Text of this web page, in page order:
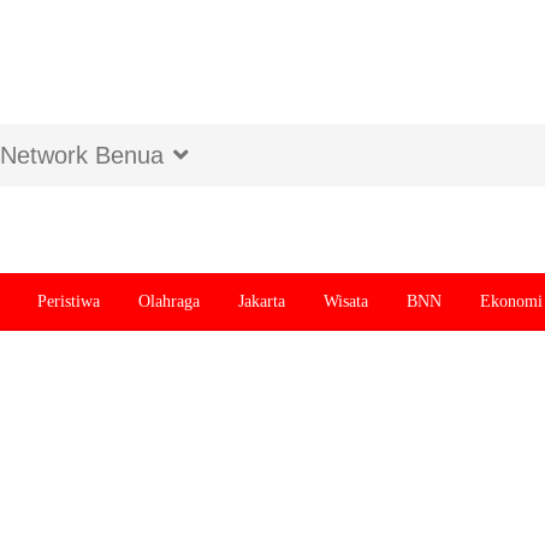
Network Benua
Peristiwa Olahraga Jakarta Wisata BNN Ekonomi